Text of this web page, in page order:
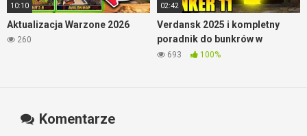
10:10
Aktualizacja Warzone 2026
260
02:42
Verdansk 2025 i kompletny
poradnik do bunkrów w
Warzone
693 100%
Komentarze